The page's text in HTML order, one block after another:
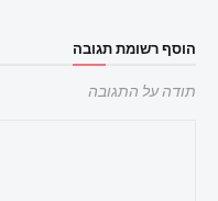
הוסף רשומת תגובה
תודה על התגובה